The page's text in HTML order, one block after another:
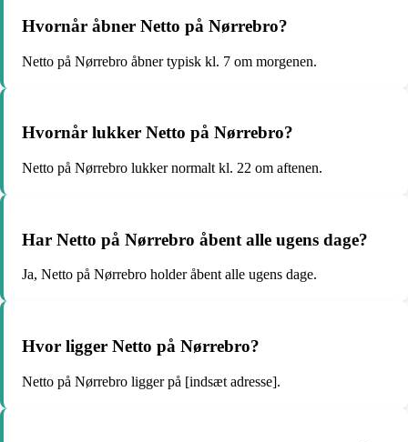
Hvornår åbner Netto på Nørrebro?
Netto på Nørrebro åbner typisk kl. 7 om morgenen.
Hvornår lukker Netto på Nørrebro?
Netto på Nørrebro lukker normalt kl. 22 om aftenen.
Har Netto på Nørrebro åbent alle ugens dage?
Ja, Netto på Nørrebro holder åbent alle ugens dage.
Hvor ligger Netto på Nørrebro?
Netto på Nørrebro ligger på [indsæt adresse].